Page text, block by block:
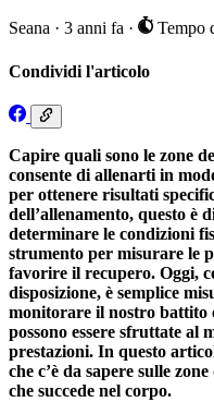
Seana · 3 anni fa · Tempo
Condividi l'articolo
Capire quali sono le zone
consente di allenarti in
per ottenere risultati
dell’allenamento, questo è
determinare le condizioni
strumento per misurare le
favorire il recupero. Oggi,
disposizione, è semplice
monitorare il nostro battito
possono essere sfruttate al
prestazioni. In questo
che c’è da sapere sulle
che succede nel corpo.